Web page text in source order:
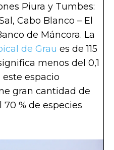
Piura y Tumbes:
Cabo Blanco – El
de Máncora. La
de Grau es de 115
menos del 0,1
espacio
gran cantidad de
% de especies